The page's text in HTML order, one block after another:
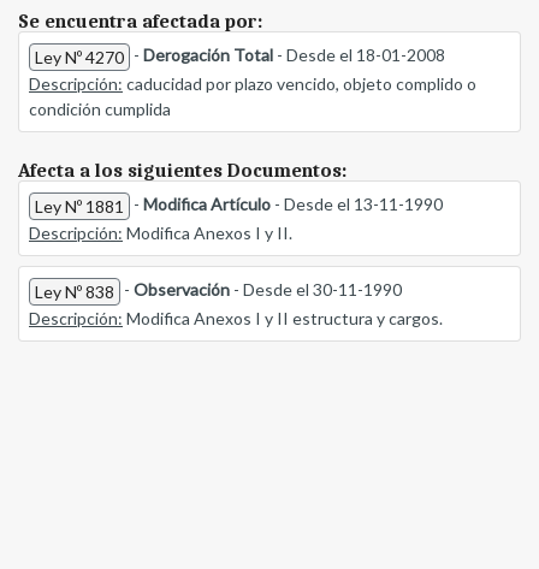
Se encuentra afectada por:
Ley Nº 4270 - Derogación Total - Desde el 18-01-2008
Descripción: caducidad por plazo vencido, objeto complido o
condición cumplida
Afecta a los siguientes Documentos:
Ley Nº 1881 - Modifica Artículo - Desde el 13-11-1990
Descripción: Modifica Anexos I y II.
Ley Nº 838 - Observación - Desde el 30-11-1990
Descripción: Modifica Anexos I y II estructura y cargos.